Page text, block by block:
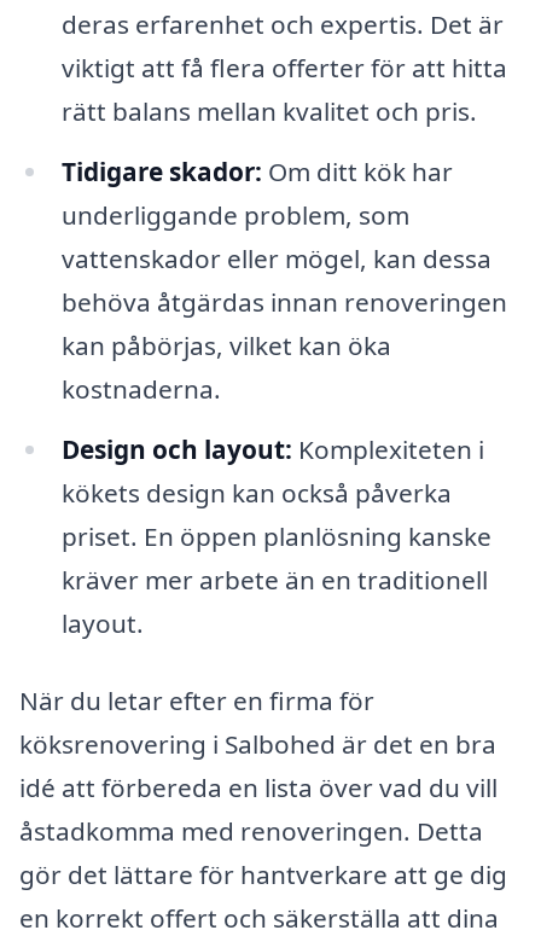
deras erfarenhet och expertis. Det är
viktigt att få flera offerter för att hitta
rätt balans mellan kvalitet och pris.
Tidigare skador: Om ditt kök har
underliggande problem, som
vattenskador eller mögel, kan dessa
behöva åtgärdas innan renoveringen
kan påbörjas, vilket kan öka
kostnaderna.
Design och layout: Komplexiteten i
kökets design kan också påverka
priset. En öppen planlösning kanske
kräver mer arbete än en traditionell
layout.
När du letar efter en firma för
köksrenovering i Salbohed är det en bra
idé att förbereda en lista över vad du vill
åstadkomma med renoveringen. Detta
gör det lättare för hantverkare att ge dig
en korrekt offert och säkerställa att dina